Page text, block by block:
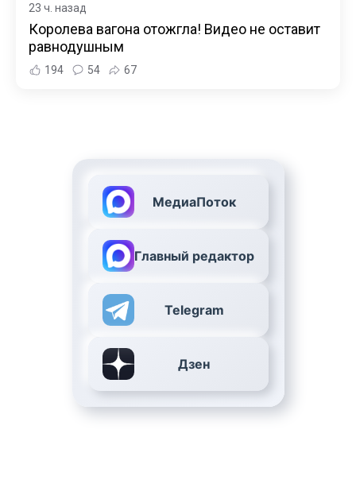
23 ч. назад
Королева вагона отожгла! Видео не оставит
равнодушным
194 54 67
МедиаПоток
Главный редактор
Telegram
Дзен